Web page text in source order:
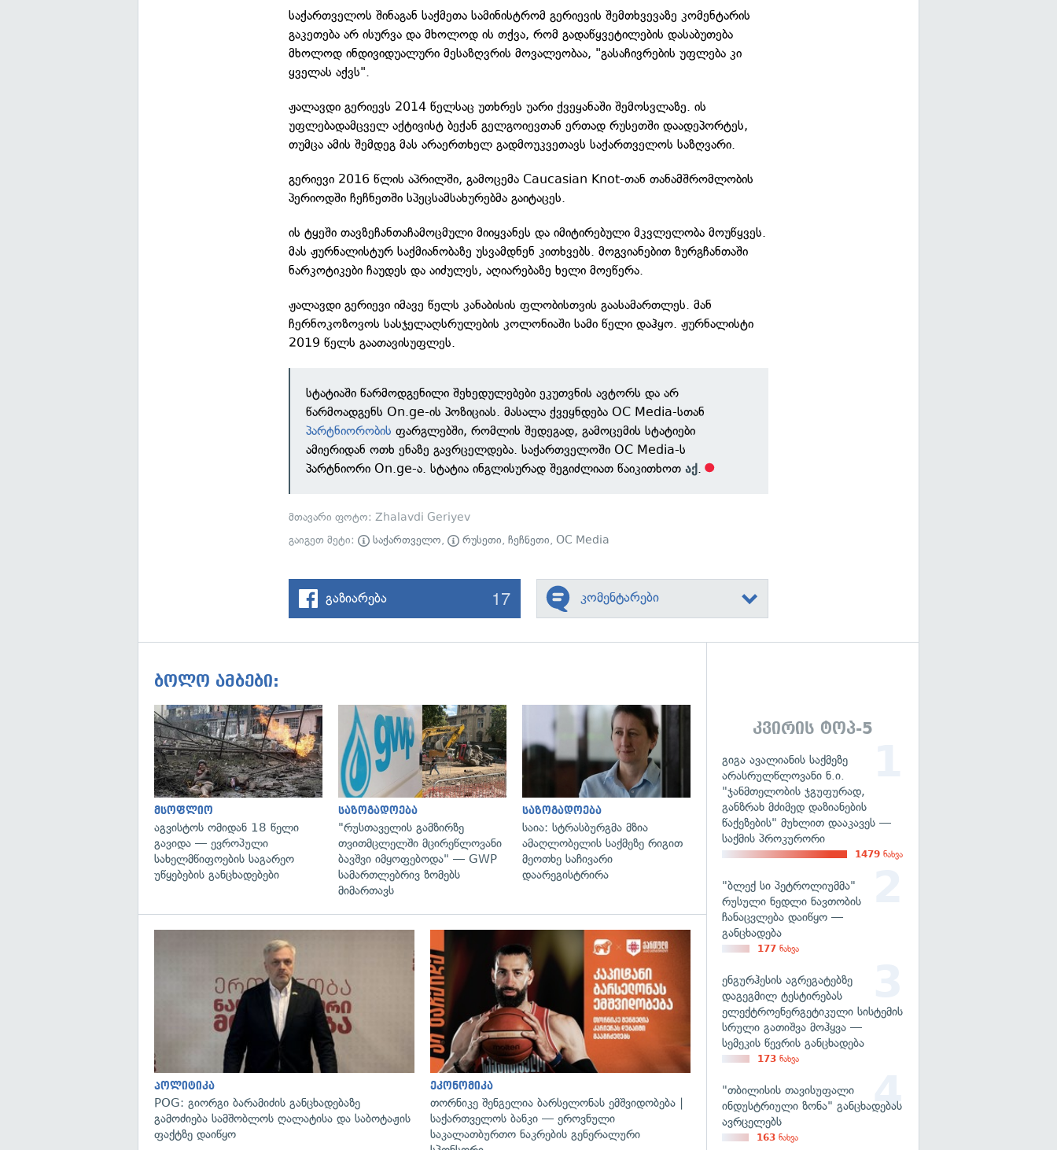
საქართველოს შინაგან საქმეთა სამინისტრომ გერიევის შემთხვევაზე კომენტარის
გაკეთება არ ისურვა და მხოლოდ ის თქვა, რომ გადაწყვეტილების დასაბუთება
მხოლოდ ინდივიდუალური მესაზღვრის მოვალეობაა, "გასაჩივრების უფლება კი
ყველას აქვს".
ჟალავდი გერიევს 2014 წელსაც უთხრეს უარი ქვეყანაში შემოსვლაზე. ის
უფლებადამცველ აქტივისტ ბექან გელგოიევთან ერთად რუსეთში დაადეპორტეს,
თუმცა ამის შემდეგ მას არაერთხელ გადმოუკვეთავს საქართველოს საზღვარი.
გერიევი 2016 წლის აპრილში, გამოცემა Caucasian Knot-თან თანამშრომლობის
პერიოდში ჩეჩნეთში სპეცსამსახურებმა გაიტაცეს.
ის ტყეში თავზეჩანთაჩამოცმული მიიყვანეს და იმიტირებული მკვლელობა მოუწყვეს.
მას ჟურნალისტურ საქმიანობაზე უსვამდნენ კითხვებს. მოგვიანებით ზურგჩანთაში
ნარკოტიკები ჩაუდეს და აიძულეს, აღიარებაზე ხელი მოეწერა.
ჟალავდი გერიევი იმავე წელს კანაბისის ფლობისთვის გაასამართლეს. მან
ჩერნოკოზოვოს სასჯელაღსრულების კოლონიაში სამი წელი დაჰყო. ჟურნალისტი
2019 წელს გაათავისუფლეს.
სტატიაში წარმოდგენილი შეხედულებები ეკუთვნის ავტორს და არ
წარმოადგენს On.ge-ის პოზიციას. მასალა ქვეყნდება OC Media-სთან
პარტნიორობის ფარგლებში, რომლის შედეგად, გამოცემის სტატიები
ამიერიდან ოთხ ენაზე გავრცელდება. საქართველოში OC Media-ს
პარტნიორი On.ge-ა. სტატია ინგლისურად შეგიძლიათ წაიკითხოთაქ.
მთავარი ფოტო: Zhalavdi Geriyev
გაიგეთ მეტი:
საქართველო, რუსეთი,ჩეჩნეთი,OC Media
გაზიარება 17 კომენტარები
ბოლო ამბები:
გადახედვა
მსოფლიო
აგვისტოს ომიდან 18 წელი
გავიდა — ევროპული
სახელმწიფოების საგარეო
უწყებების განცხადებები
გადახედვა
საზოგადოება
"რუსთაველის გამზირზე
თვითმცლელში მცირეწლოვანი
ბავშვი იმყოფებოდა" — GWP
სამართლებრივ ზომებს
მიმართავს
გადახედვა
საზოგადოება
საია: სტრასბურგმა მზია
ამაღლობელის საქმეზე რიგით
მეოთხე საჩივარი
დაარეგისტრირა
პოლიტიკა
POG: გიორგი ბარამიძის განცხადებაზე
გამოძიება სამშობლოს ღალატისა და საბოტაჟის
ფაქტზე დაიწყო
ეკონომიკა
თორნიკე შენგელია ბარსელონას ემშვიდობება |
საქართველოს ბანკი — ეროვნული
საკალათბურთო ნაკრების გენერალური
კვირის ტოპ-5
გიგა ავალიანის საქმეზე
არასრულწლოვანი ნ.ი.
"ჯანმთელობის ჯგუფურად,
განზრახ მძიმედ დაზიანების
წაქეზების" მუხლით დააკავეს —
საქმის პროკურორი
1479 ნახვა
"ბლექ სი პეტროლიუმმა"
რუსული ნედლი ნავთობის
ჩანაცვლება დაიწყო —
განცხადება
177 ნახვა
ენგურჰესის აგრეგატებზე
დაგეგმილ ტესტირებას
ელექტროენერგეტიკული სისტემის
სრული გათიშვა მოჰყვა —
სემეკის წევრის განცხადება
173 ნახვა
"თბილისის თავისუფალი
ინდუსტრიული ზონა" განცხადებას
ავრცელებს
163 ნახვა